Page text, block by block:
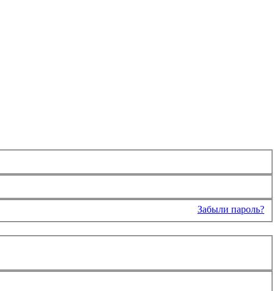
Забыли пароль?